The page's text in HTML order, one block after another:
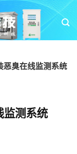
恶臭在线监测系统
监测系统